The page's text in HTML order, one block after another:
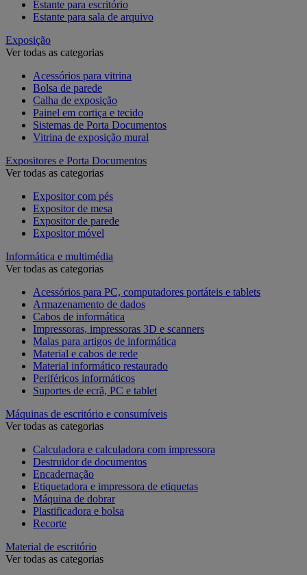
Estante para escritório
Estante para sala de arquivo
Exposição
Ver todas as categorias
Acessórios para vitrina
Bolsa de parede
Calha de exposição
Painel em cortiça e tecido
Sistemas de Porta Documentos
Vitrina de exposição mural
Expositores e Porta Documentos
Ver todas as categorias
Expositor com pés
Expositor de mesa
Expositor de parede
Expositor móvel
Informática e multimédia
Ver todas as categorias
Acessórios para PC, computadores portáteis e tablets
Armazenamento de dados
Cabos de informática
Impressoras, impressoras 3D e scanners
Malas para artigos de informática
Material e cabos de rede
Material informático restaurado
Periféricos informáticos
Suportes de ecrã, PC e tablet
Máquinas de escritório e consumíveis
Ver todas as categorias
Calculadora e calculadora com impressora
Destruidor de documentos
Encadernação
Etiquetadora e impressora de etiquetas
Máquina de dobrar
Plastificadora e bolsa
Recorte
Material de escritório
Ver todas as categorias